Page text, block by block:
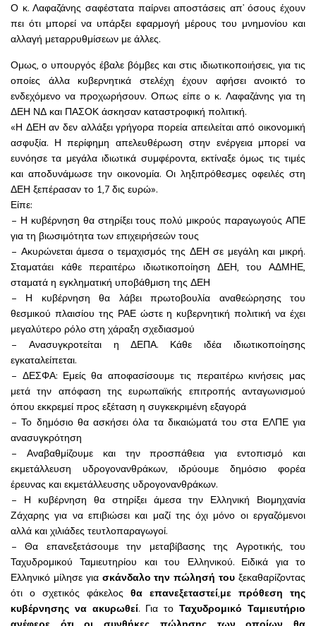
Ο κ. Λαφαζάνης σαφέστατα παίρνει αποστάσεις απ’ όσους έχουν
πει ότι μπορεί να υπάρξει εφαρμογή μέρους του μνημονίου και
αλλαγή μεταρρυθμίσεων με άλλες.
Ομως, ο υπουργός έβαλε βόμβες και στις ιδιωτικοποιήσεις, για τις
οποίες άλλα κυβερνητικά στελέχη έχουν αφήσει ανοικτό το
ενδεχόμενο να προχωρήσουν. Οπως είπε ο κ. Λαφαζάνης για τη
ΔΕΗ ΝΔ και ΠΑΣΟΚ άσκησαν καταστροφική πολιτική.
«Η ΔΕΗ αν δεν αλλάξει γρήγορα πορεία απειλείται από οικονομική
ασφυξία. Η περίφημη απελευθέρωση στην ενέργεια μπορεί να
ευνόησε τα μεγάλα ιδιωτικά συμφέροντα, εκτίναξε όμως τις τιμές
και αποδυνάμωσε την οικονομία. Οι ληξιπρόθεσμες οφειλές στη
ΔΕΗ ξεπέρασαν το 1,7 δις ευρώ».
Είπε:
– Η κυβέρνηση θα στηρίξει τους πολύ μικρούς παραγωγούς ΑΠΕ
για τη βιωσιμότητα των επιχειρήσεών τους
– Ακυρώνεται άμεσα ο τεμαχισμός της ΔΕΗ σε μεγάλη και μικρή.
Σταματάει κάθε περαιτέρω ιδιωτικοποίηση ΔΕΗ, του ΑΔΜΗΕ,
σταματά η εγκληματική υποβάθμιση της ΔΕΗ
– Η κυβέρνηση θα λάβει πρωτοβουλία αναθεώρησης του
θεσμικού πλαισίου της ΡΑΕ ώστε η κυβερνητική πολιτική να έχει
μεγαλύτερο ρόλο στη χάραξη σχεδιασμού
– Ανασυγκροτείται η ΔΕΠΑ. Κάθε ιδέα ιδιωτικοποίησης
εγκαταλείπεται.
– ΔΕΣΦΑ: Εμείς θα αποφασίσουμε τις περαιτέρω κινήσεις μας
μετά την απόφαση της ευρωπαϊκής επιτροπής ανταγωνισμού
όπου εκκρεμεί προς εξέταση η συγκεκριμένη εξαγορά
– Το δημόσιο θα ασκήσει όλα τα δικαιώματά του στα ΕΛΠΕ για
ανασυγκρότηση
– Αναβαθμίζουμε και την προσπάθεια για εντοπισμό και
εκμετάλλευση υδρογονανθράκων, ιδρύουμε δημόσιο φορέα
έρευνας και εκμετάλλευσης υδρογονανθράκων.
– Η κυβέρνηση θα στηρίξει άμεσα την Ελληνική Βιομηχανία
Ζάχαρης για να επιβιώσει και μαζί της όχι μόνο οι εργαζόμενοι
αλλά και χιλιάδες τευτλοπαραγωγοί.
– Θα επανεξετάσουμε την μεταβίβασης της Αγροτικής, του
Ταχυδρομικού Ταμιευτηρίου και του Ελληνικού. Ειδικά για το
Ελληνικό μίλησε για σκάνδαλο την πώλησή τουξεκαθαρίζοντας
ότι ο σχετικός φάκελος θα επανεξεταστεί με πρόθεση της
κυβέρνησης να ακυρωθεί. Για το Ταχυδρομικό Ταμιευτήριο